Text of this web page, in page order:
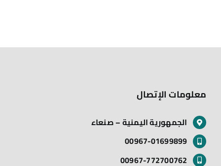
معلومات الإتصال
الجمهورية اليمنية – صنعاء
00967-01699899
00967-772700762